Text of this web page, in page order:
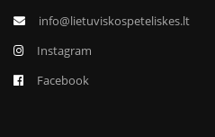
info@lietuviskospeteliskes.lt
Instagram
Facebook